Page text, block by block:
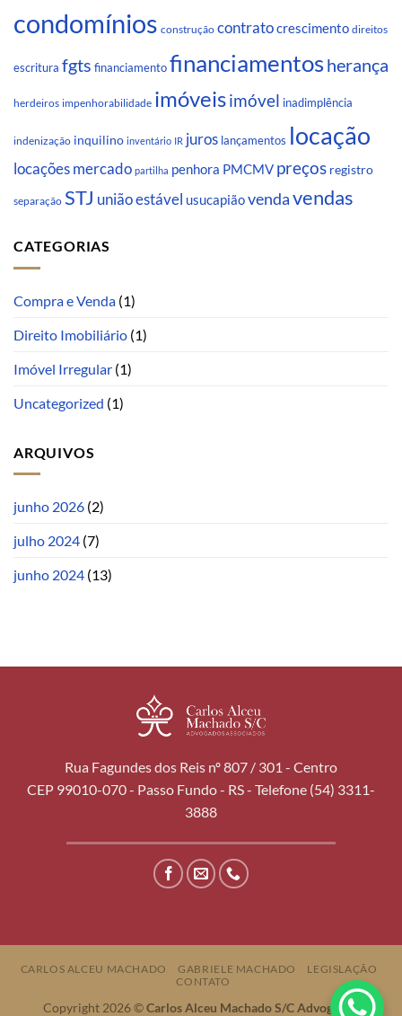
condomínios construção contratocrescimento direitos
escritura fgts financiamentofinanciamentosherança
herdeiros impenhorabilidade imóveisimóvel inadimplência
indenização inquilino inventário IR juros lançamentos locação
locações mercado partilha penhora PMCMV preços registro
separação STJ união estável usucapiãovendavendas
CATEGORIAS
Compra e Venda (1)
Direito Imobiliário (1)
Imóvel Irregular (1)
Uncategorized (1)
ARQUIVOS
junho 2026 (2)
julho 2024 (7)
junho 2024 (13)
Rua Fagundes dos Reis nº 807 / 301 - Centro
CEP 99010-070 - Passo Fundo - RS - Telefone (54) 3311-
3888
CARLOS ALCEU MACHADO GABRIELE MACHADO
LEGISLAÇÃO
CONTATO
Copyright 2026 ©Carlos Alceu Machado S/C Advogados